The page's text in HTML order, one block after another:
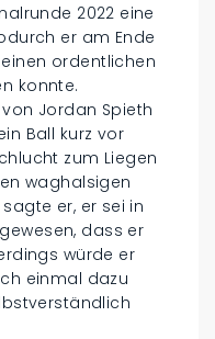
2022 eine
er am Ende
ordentlichen
konnte.
Jordan Spieth
Ball kurz vor
zum Liegen
waghalsigen
er, er sei in
dass er
würde er
einmal dazu